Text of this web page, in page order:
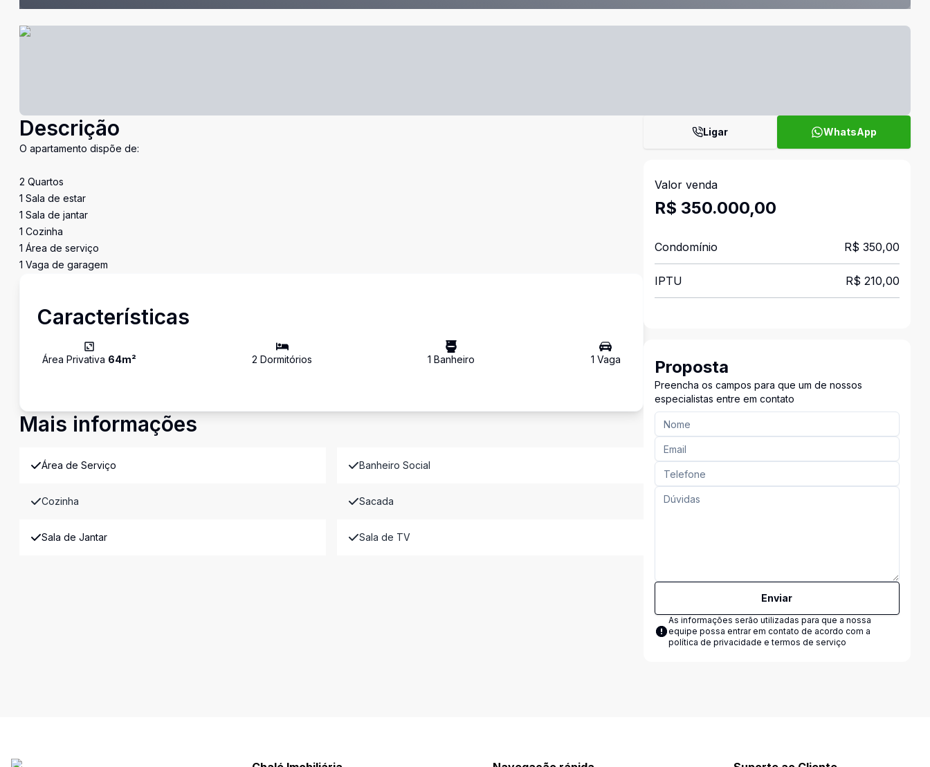
Descrição
O apartamento dispõe de:
2 Quartos
1 Sala de estar
1 Sala de jantar
1 Cozinha
1 Área de serviço
1 Vaga de garagem
Características
Área Privativa 64m² 2 Dormitórios 1 Banheiro 1 Vaga
Mais informações
Área de Serviço Banheiro Social
Cozinha Sacada
Sala de Jantar Sala de TV
Ligar WhatsApp
Valor venda
R$ 350.000,00
Condomínio R$ 350,00
IPTU R$ 210,00
Proposta
Preencha os campos para que um de nossos
especialistas entre em contato
Enviar
As informações serão utilizadas para que a nossa
equipe possa entrar em contato de acordo com a
política de privacidade e termos de serviço